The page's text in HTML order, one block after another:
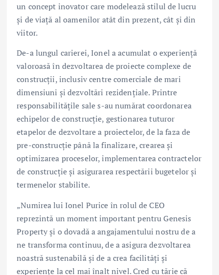
un concept inovator care modelează stilul de lucru
și de viață al oamenilor atât din prezent, cât și din
viitor.
De-a lungul carierei, Ionel a acumulat o experiență
valoroasă în dezvoltarea de proiecte complexe de
construcții, inclusiv centre comerciale de mari
dimensiuni și dezvoltări rezidențiale. Printre
responsabilitățile sale s-au numărat coordonarea
echipelor de construcție, gestionarea tuturor
etapelor de dezvoltare a proiectelor, de la faza de
pre-construcție până la finalizare, crearea și
optimizarea proceselor, implementarea contractelor
de construcție și asigurarea respectării bugetelor și
termenelor stabilite.
„Numirea lui Ionel Purice în rolul de CEO
reprezintă un moment important pentru Genesis
Property și o dovadă a angajamentului nostru de a
ne transforma continuu, de a asigura dezvoltarea
noastră sustenabilă și de a crea facilități și
experiențe la cel mai înalt nivel. Cred cu tărie că